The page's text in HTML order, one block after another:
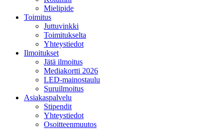
Mielipide
Toimitus
Juttuvinkki
Toimitukselta
Yhteystiedot
Ilmoitukset
Jätä ilmoitus
Mediakortti 2026
LED-mainostaulu
Suruilmoitus
Asiakaspalvelu
Stipendit
Yhteystiedot
Osoitteenmuutos